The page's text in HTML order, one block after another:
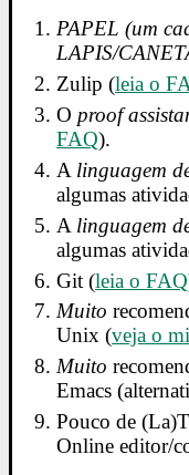
PAPEL (um
LAPIS/
Zulip (leia o
O proof
FAQ).
A linguagem
algumas
A linguagem
algumas
Git (leia o FAQ
Muito
Unix (veja o
Muito
Emacs
Pouco de
Online editor/